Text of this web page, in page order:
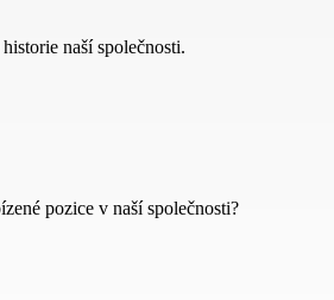
naší společnosti.
pozice v naší společnosti?